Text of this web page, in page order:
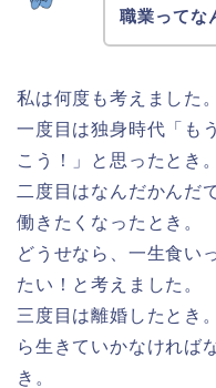
職業ってな
私は何度も考えました。
一度目は独身時代「も
こう！」と思ったとき。
二度目はなんだかんだ
働きたくなったとき。
どうせなら、一生食い
たい！と考えました。
三度目は離婚したとき
ら生きていかなければ
き。